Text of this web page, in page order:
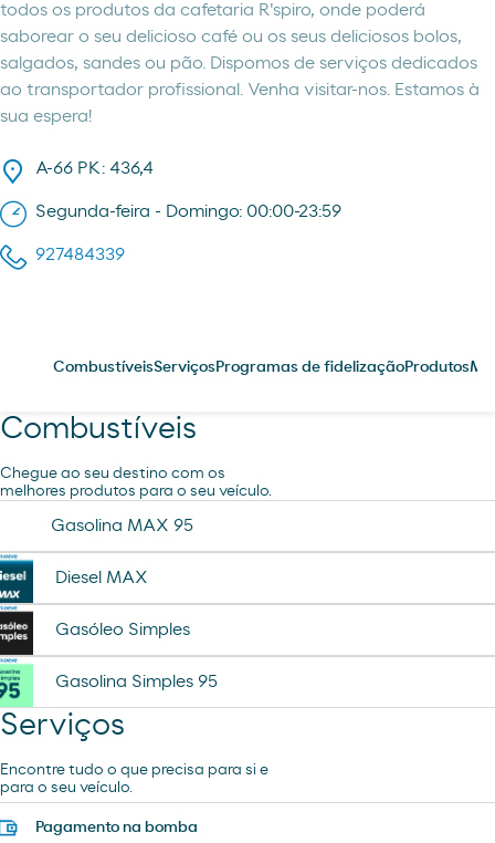
todos os produtos da cafetaria R'spiro, onde poderá
saborear o seu delicioso café ou os seus deliciosos bolos,
salgados, sandes ou pão. Dispomos de serviços dedicados
ao transportador profissional. Venha visitar-nos. Estamos à
sua espera!
A-66 PK: 436,4
Segunda-feira - Domingo: 00:00-23:59
927484339
CombustíveisServiços Programas de fidelizaçãoProdutos
Combustíveis
Chegue ao seu destino com os
melhores produtos para o seu veículo.
Gasolina MAX 95
Diesel MAX
Gasóleo Simples
Gasolina Simples 95
Serviços
Encontre tudo o que precisa para si e
para o seu veículo.
Pagamento na bomba